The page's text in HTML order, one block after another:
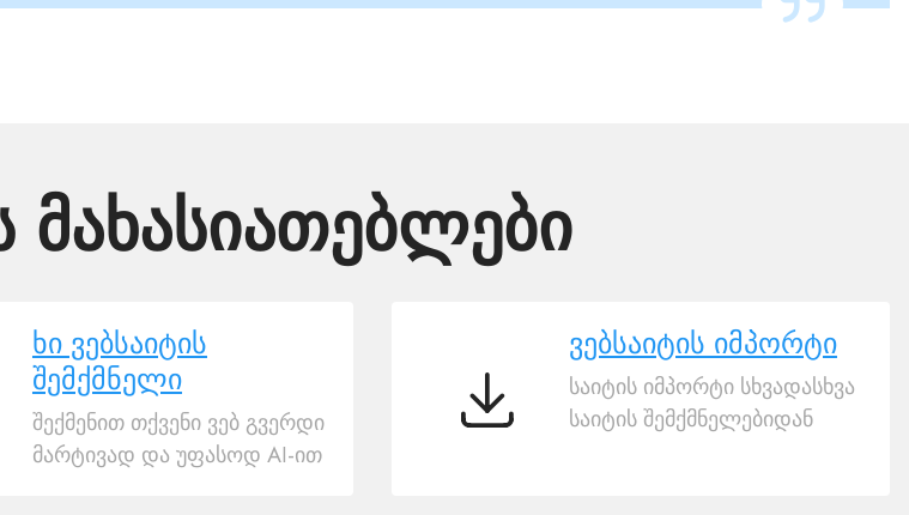
ხი ვებსაიტის
შემქმნელი
შექმენით თქვენი ვებ გვერდი
მარტივად და უფასოდ AI-ით
ვებსაიტის
ვებსაიტის იმპორტი
საიტის იმპორტი სხვადასხვა
საიტის შემქმნელებიდან